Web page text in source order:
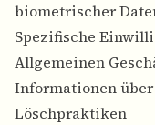
biometrischer
Spezifische
Allgemeinen
Informationen
Löschpraktiken